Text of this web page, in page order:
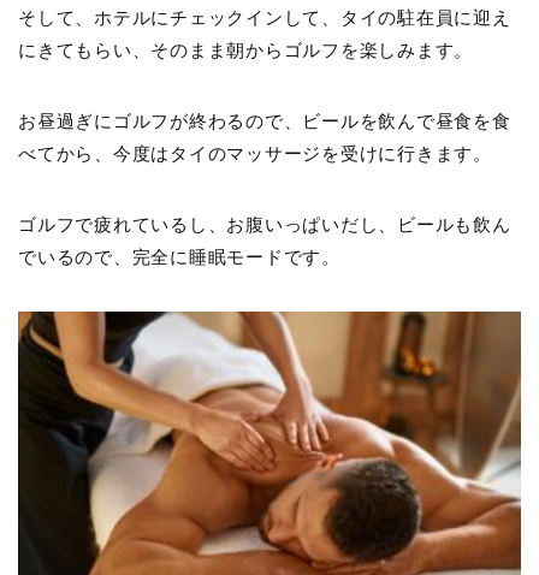
そして、ホテルにチェックインして、タイの駐在員に迎え
にきてもらい、そのまま朝からゴルフを楽しみます。
お昼過ぎにゴルフが終わるので、ビールを飲んで昼食を食
べてから、今度はタイのマッサージを受けに行きます。
ゴルフで疲れているし、お腹いっぱいだし、ビールも飲ん
でいるので、完全に睡眠モードです。